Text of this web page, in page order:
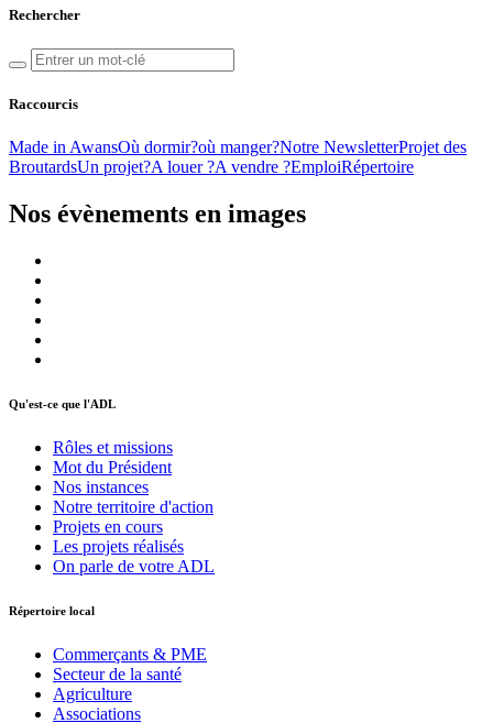
Rechercher
Raccourcis
Made in AwansOù dormir?où manger?Notre NewsletterProjet des
BroutardsUn projet?A louer ?A vendre ?EmploiRépertoire
Nos évènements en images
Qu'est-ce que l'ADL
Rôles et missions
Mot du Président
Nos instances
Notre territoire d'action
Projets en cours
Les projets réalisés
On parle de votre ADL
Répertoire local
Commerçants & PME
Secteur de la santé
Agriculture
Associations